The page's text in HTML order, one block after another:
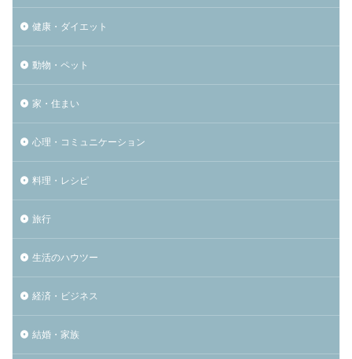
健康・ダイエット
動物・ペット
家・住まい
心理・コミュニケーション
料理・レシピ
旅行
生活のハウツー
経済・ビジネス
結婚・家族